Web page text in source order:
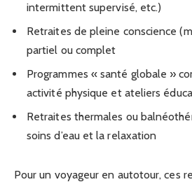
intermittent supervisé, etc.)
Retraites de pleine conscience
partiel ou complet
Programmes « santé globale »
activité physique et ateliers
Retraites thermales ou
soins d’eau et la relaxation
Pour un voyageur en autotour, ces